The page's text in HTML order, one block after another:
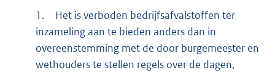
1.
Het is verboden bedrijfsafvalstoffen ter
inzameling aan te bieden anders dan in
overeenstemming met de door burgemeester en
wethouders te stellen regels over de dagen,